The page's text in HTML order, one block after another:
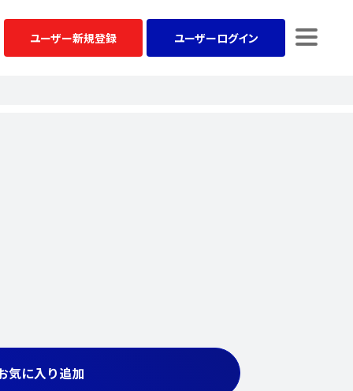
ユーザー新規登録 ユーザーログイン
気に入り追加